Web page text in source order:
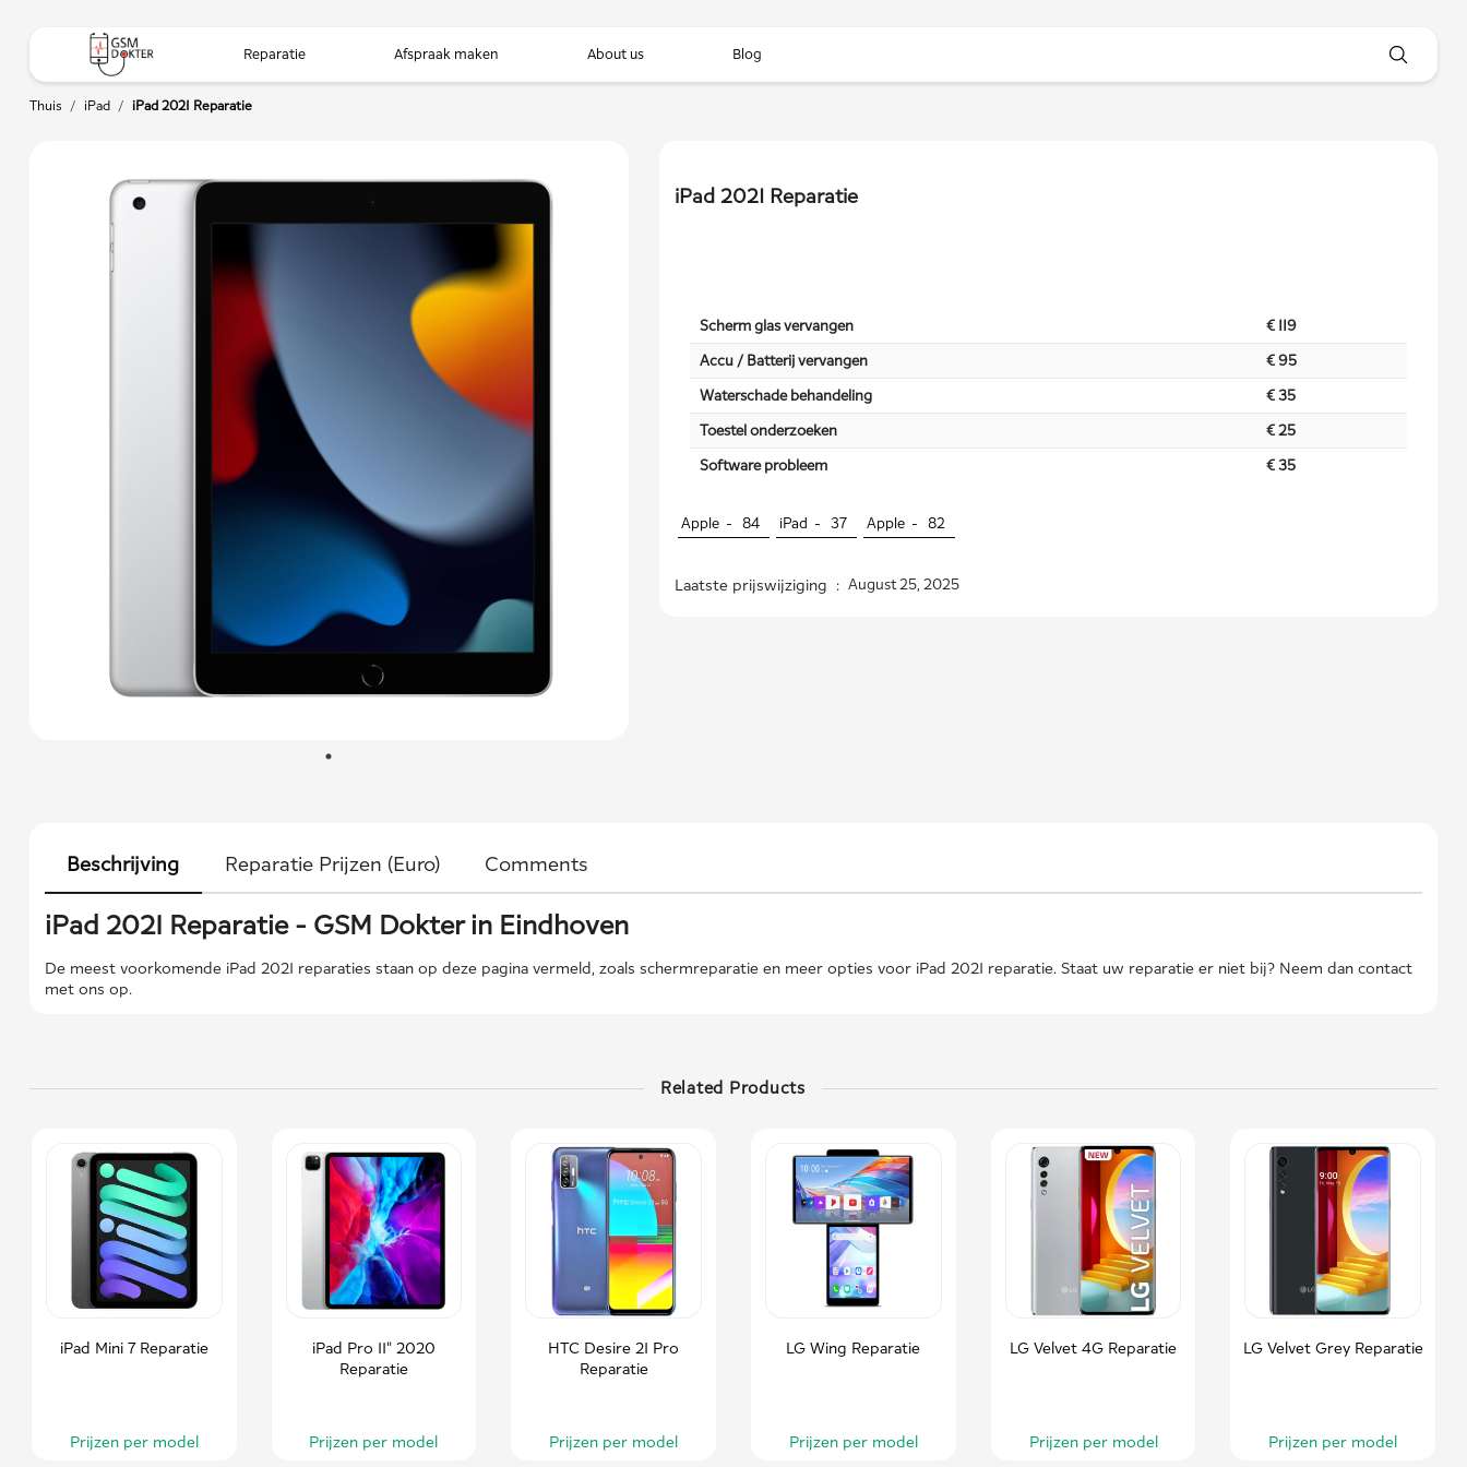
Reparatie Afspraak maken About us Blog
Thuis / iPad / iPad 2021 Reparatie
iPad 2021 Reparatie
Scherm glas vervangen
€ 119
Accu / Batterij vervangen
€ 95
Waterschade behandeling
€ 35
Toestel onderzoeken
€ 25
Software probleem
€ 35
Apple - 84 iPad - 37 Apple - 82
Laatste prijswijziging : August 25, 2025
Beschrijving Reparatie Prijzen (Euro) Comments
iPad 2021 Reparatie - GSM Dokter in Eindhoven
De meest voorkomende iPad 2021 reparaties staan ​​op deze pagina vermeld, zoals schermreparatie en meer opties voor iPad 2021 reparatie. Staat uw reparatie er niet bij? Neem dan contact
met ons op.
Related Products
iPad Mini 7 Reparatie
Prijzen per model
iPad Pro 11" 2020
Reparatie
Prijzen per model
HTC Desire 21 Pro
Reparatie
Prijzen per model
LG Wing Reparatie
Prijzen per model
LG Velvet 4G Reparatie
Prijzen per model
LG Velvet Grey Reparatie
Prijzen per model